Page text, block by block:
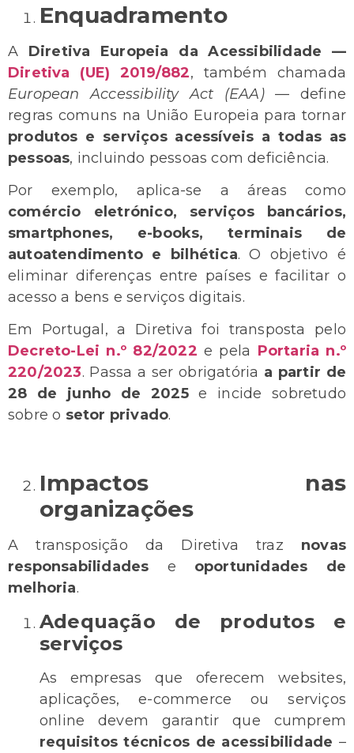
Enquadramento
A Diretiva Europeia da Acessibilidade —
Diretiva (UE) 2019/882, também chamada
European Accessibility Act (EAA)— define
regras comuns na União Europeia para tornar
produtos e serviços acessíveis a todas as
pessoas, incluindo pessoas com deficiência.
Por exemplo, aplica-se a áreas como
comércio eletrónico, serviços bancários,
smartphones, e-books, terminais de
autoatendimento e bilhética. O objetivo é
eliminar diferenças entre países e facilitar o
acesso a bens e serviços digitais.
Em Portugal, a Diretiva foi transposta pelo
Decreto-Lei n.º 82/2022 e pela Portaria n.º
220/2023. Passa a ser obrigatória a partir de
28 de junho de 2025e incide sobretudo
sobre o setor privado.
Impactos nas
organizações
A transposição da Diretiva traz novas
responsabilidades e oportunidades de
melhoria.
Adequação de produtos e
serviços
As empresas que oferecem websites,
aplicações, e-commerce ou serviços
online devem garantir que cumprem
requisitos técnicos de acessibilidade –